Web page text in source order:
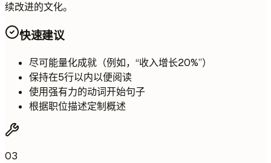
续改进的文化。
快速建议
尽可能量化成就（例如，“收入增长20%”）
保持在5行以内以便阅读
使用强有力的动词开始句子
根据职位描述定制概述
03